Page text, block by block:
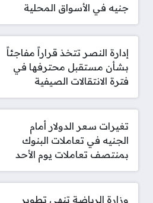
جنيه في الأسواق المحلية
إدارة النصر تتخذ قراراً مفاجئاً
بشأن مستقبل محترفها في
فترة الانتقالات الصيفية
تغيرات سعر الدولار أمام
الجنيه في تعاملات البنوك
بمنتصف تعاملات يوم الأحد
وزارة الرياضة تنهي تطوير